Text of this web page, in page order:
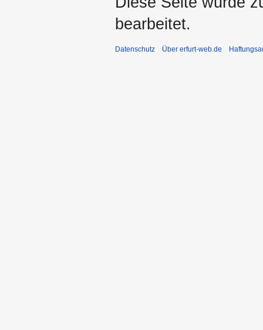
bearbeitet.
Datenschutz Über erfurt-web.de